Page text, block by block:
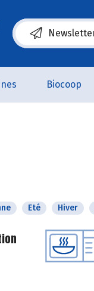
(s’ouvre dans
Biocoop
Eté Hiver